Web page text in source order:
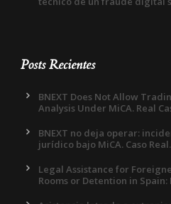
Posts Recientes
BNEXT Does Not Allow
Analysis Under MiCA. Real
BNEXT no deja operar:
jurídico bajo MiCA. Caso Real.
Legal Assistance for
Rooms or Detention in